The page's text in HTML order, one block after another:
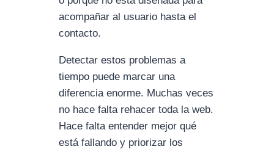
acompañar al usuario hasta el
contacto.
Detectar estos problemas a
tiempo puede marcar una
diferencia enorme. Muchas veces
no hace falta rehacer toda la web.
Hace falta entender mejor qué
está fallando y priorizar los